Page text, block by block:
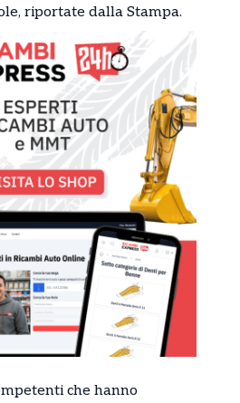
riportate dalla Stampa.
che hanno